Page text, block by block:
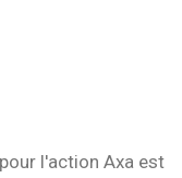
l'action Axa est